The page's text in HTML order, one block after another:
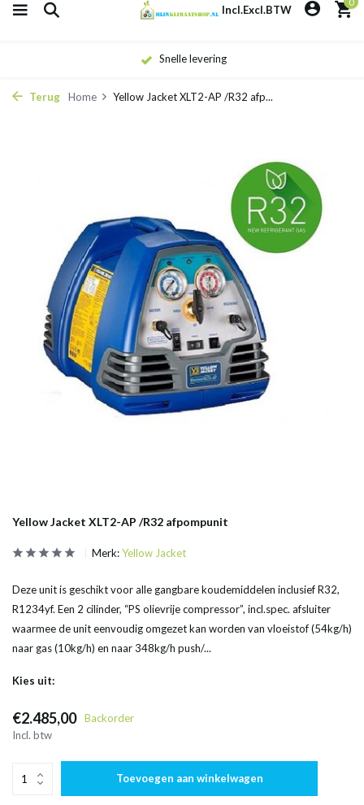
Incl.Excl.BTW
Snelle levering
Terug Home Yellow Jacket XLT2-AP /R32 afp...
Yellow Jacket XLT2-AP /R32 afpompunit
Merk:Yellow Jacket
Deze unit is geschikt voor alle gangbare koudemiddelen inclusief R32,
R1234yf. Een 2 cilinder, “PS olievrije compressor”, incl.spec. afsluiter
waarmee de unit eenvoudig omgezet kan worden van vloeistof (54kg/h)
naar gas (10kg/h) en naar 348kg/h push/...
Kies uit:
€2.485,00
Backorder
Incl. btw
Toevoegen aan winkelwagen